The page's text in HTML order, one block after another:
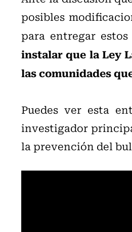
posibles
para entregar
instalar que la Ley
las comunidades
Puedes ver esta
investigador
la prevención del